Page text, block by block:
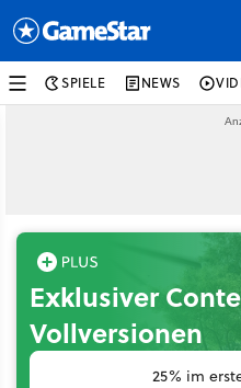
SPIELE NEWS
Exklusiver
Vollversionen
25% im